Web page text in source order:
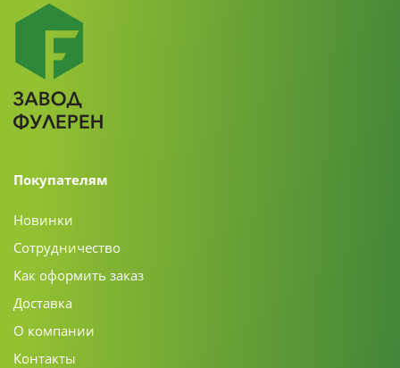
Покупателям
Новинки
Сотрудничество
Как оформить заказ
Доставка
О компании
Контакты